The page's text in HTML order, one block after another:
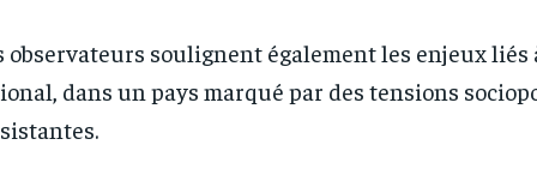
observateurs soulignent également les enjeux liés
dans un pays marqué par des tensions